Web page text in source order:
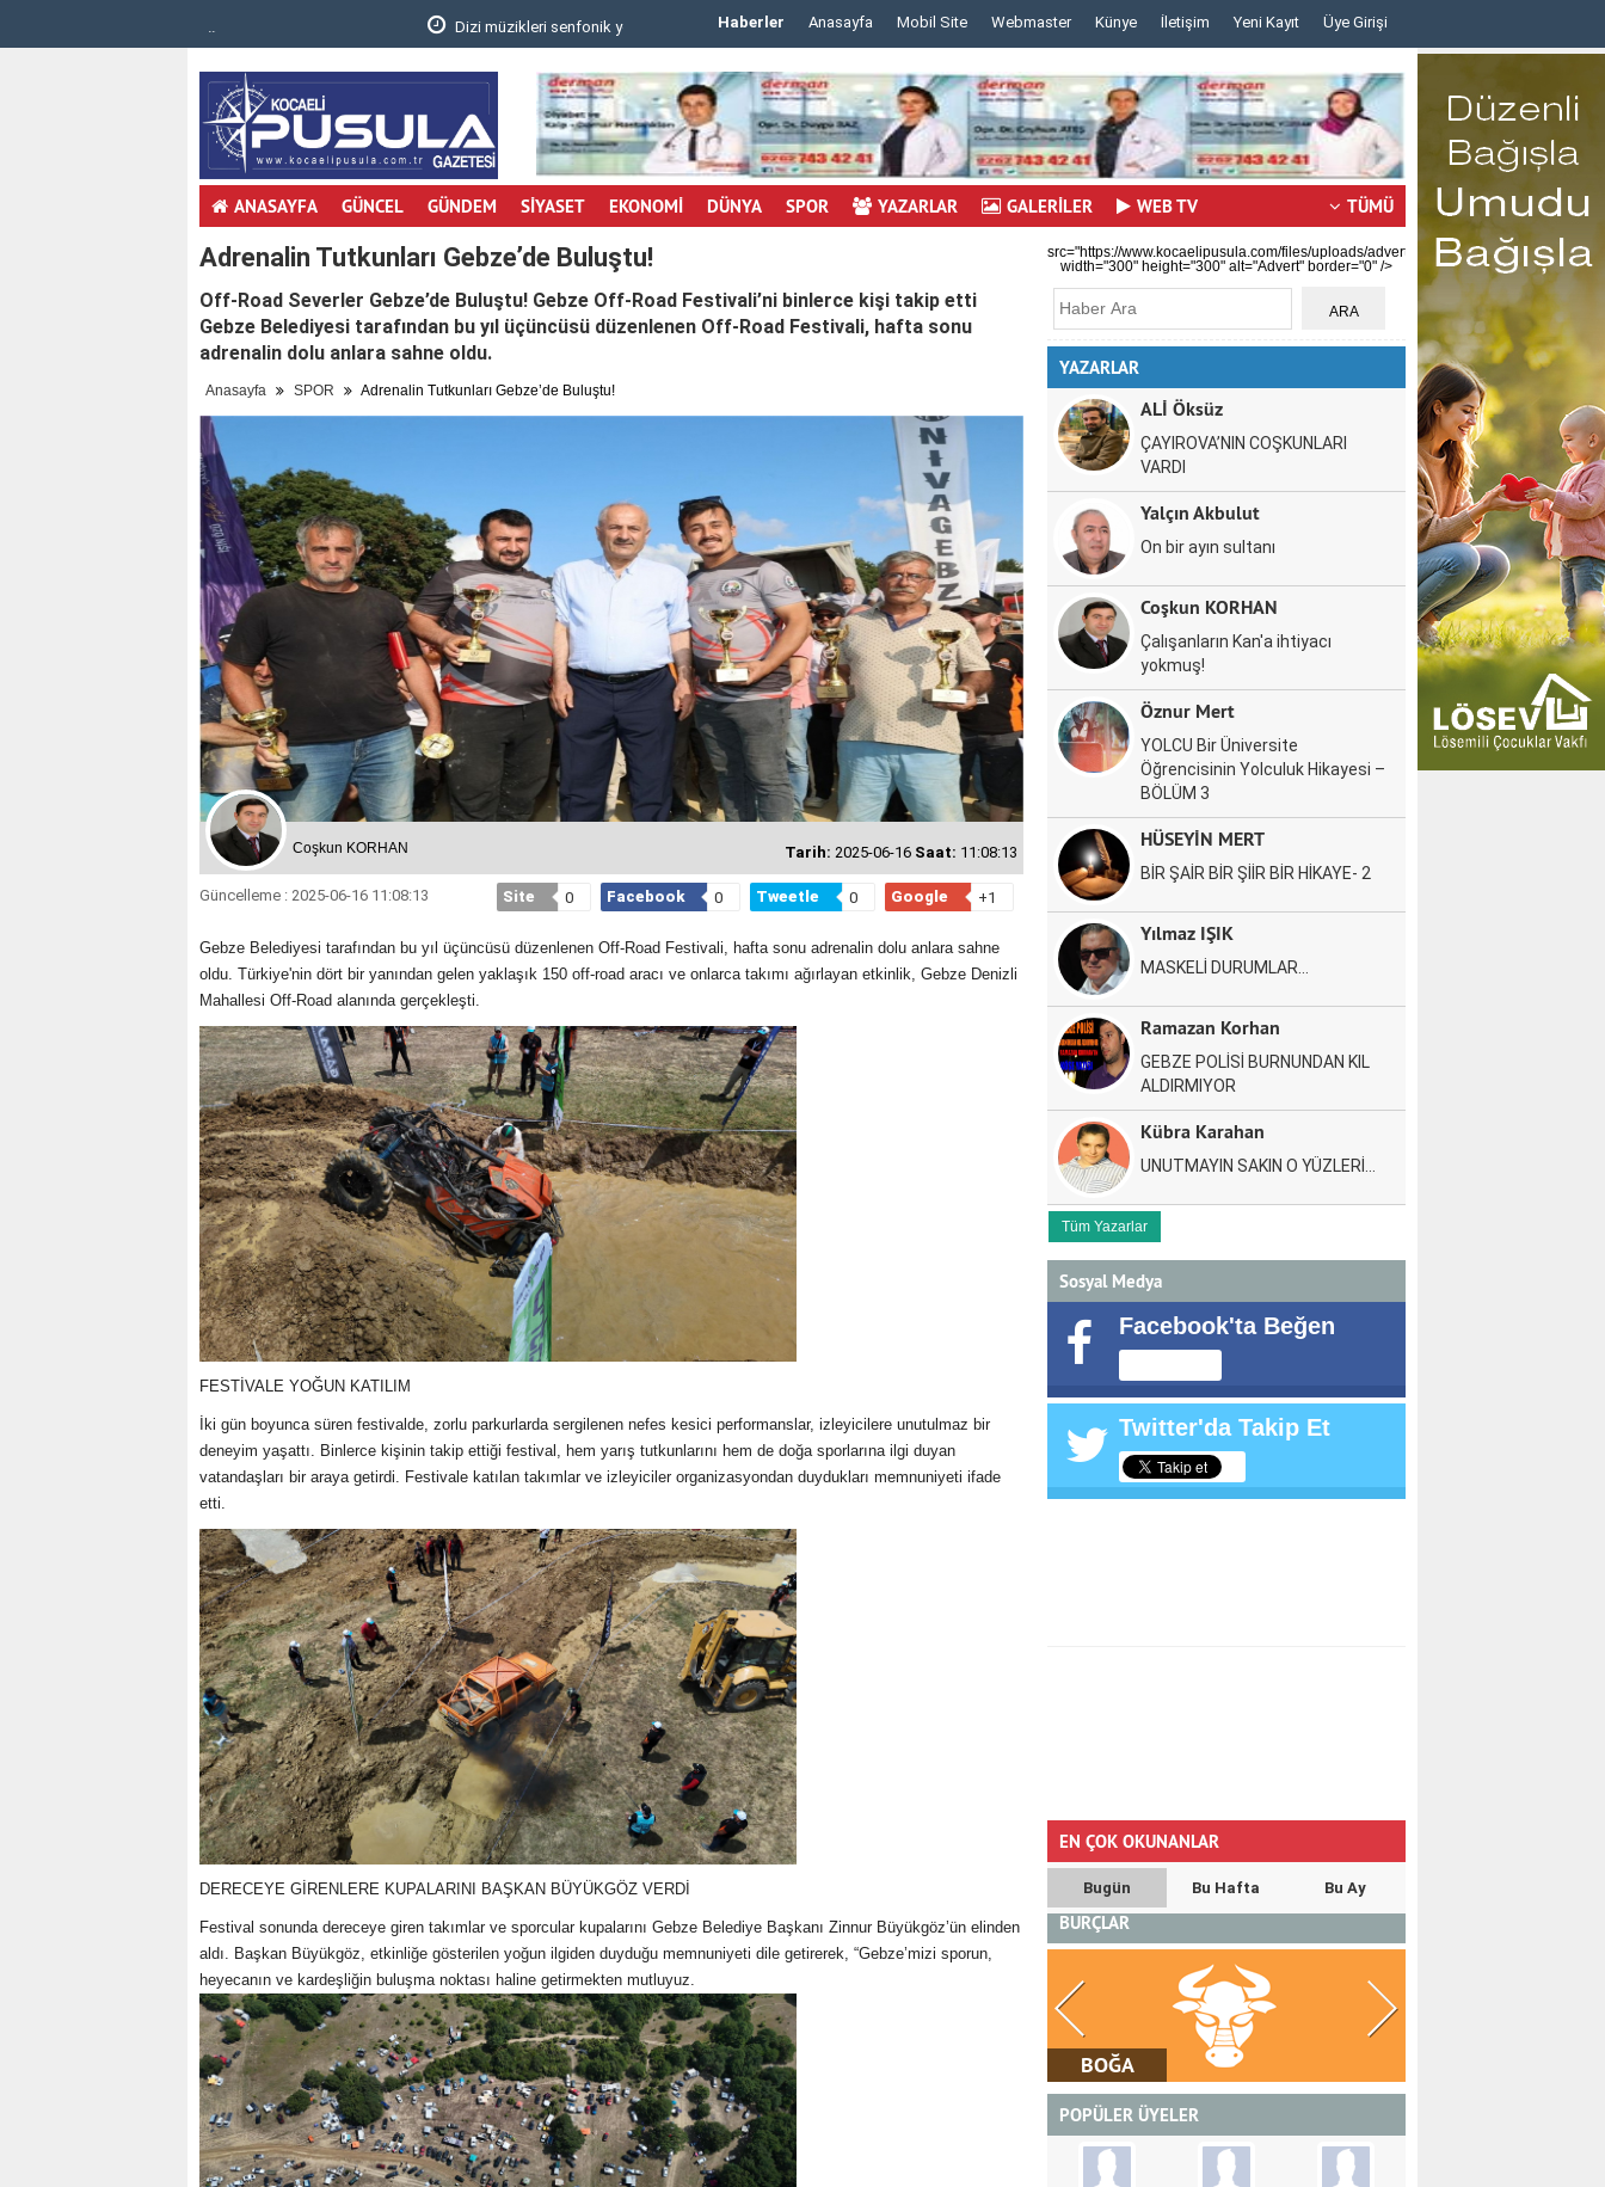
Dizi müzikleri senfonik yorumla Gebzelileri m.. Haberler Anasayfa Mobil Site Webmaster Künye İletişim Yeni Kayıt Üye Girişi
ANASAYFA GÜNCEL GÜNDEM SİYASET EKONOMİ DÜNYA SPOR YAZARLAR GALERİLER WEB TV TÜMÜ
Adrenalin Tutkunları Gebze’de Buluştu!
Off-Road Severler Gebze’de Buluştu! Gebze Off-Road Festivali’ni binlerce kişi takip etti
Gebze Belediyesi tarafından bu yıl üçüncüsü düzenlenen Off-Road Festivali, hafta sonu
adrenalin dolu anlara sahne oldu.
Anasayfa SPOR Adrenalin Tutkunları Gebze’de Buluştu!
Coşkun KORHAN Tarih: 2025-06-16 Saat: 11:08:13
Güncelleme : 2025-06-16 11:08:13 Site 0 Facebook 0 Tweetle 0 Google +1
Gebze Belediyesi tarafından bu yıl üçüncüsü düzenlenen Off-Road Festivali, hafta sonu adrenalin dolu anlara sahne
oldu. Türkiye'nin dört bir yanından gelen yaklaşık 150 off-road aracı ve onlarca takımı ağırlayan etkinlik, Gebze Denizli
Mahallesi Off-Road alanında gerçekleşti.
FESTİVALE YOĞUN KATILIM
İki gün boyunca süren festivalde, zorlu parkurlarda sergilenen nefes kesici performanslar, izleyicilere unutulmaz bir
deneyim yaşattı. Binlerce kişinin takip ettiği festival, hem yarış tutkunlarını hem de doğa sporlarına ilgi duyan
vatandaşları bir araya getirdi. Festivale katılan takımlar ve izleyiciler organizasyondan duydukları memnuniyeti ifade
etti.
DERECEYE GİRENLERE KUPALARINI BAŞKAN BÜYÜKGÖZ VERDİ
Festival sonunda dereceye giren takımlar ve sporcular kupalarını Gebze Belediye Başkanı Zinnur Büyükgöz’ün elinden
aldı. Başkan Büyükgöz, etkinliğe gösterilen yoğun ilgiden duyduğu memnuniyeti dile getirerek, “Gebze’mizi sporun,
heyecanın ve kardeşliğin buluşma noktası haline getirmekten mutluyuz.
src="https://www.kocaelipusula.com/files/uploads/advert/c59b0ea80a.jpg"
width="300" height="300" alt="Advert" border="0" />
YAZARLAR
ALİ Öksüz
ÇAYIROVA’NIN COŞKUNLARI
VARDI
Yalçın Akbulut
On bir ayın sultanı
Coşkun KORHAN
Çalışanların Kan'a ihtiyacı
yokmuş!
Öznur Mert
YOLCU Bir Üniversite
Öğrencisinin Yolculuk Hikayesi –
BÖLÜM 3
HÜSEYİN MERT
BİR ŞAİR BİR ŞİİR BİR HİKAYE- 2
Yılmaz IŞIK
MASKELİ DURUMLAR…
Ramazan Korhan
GEBZE POLİSİ BURNUNDAN KIL
ALDIRMIYOR
Kübra Karahan
UNUTMAYIN SAKIN O YÜZLERİ…
Tüm Yazarlar
Sosyal Medya
Facebook'ta Beğen
Twitter'da Takip Et
EN ÇOK OKUNANLAR
Bugün Bu Hafta Bu Ay
BURÇLAR
KOÇ BOĞA İKİZLER
POPÜLER ÜYELER